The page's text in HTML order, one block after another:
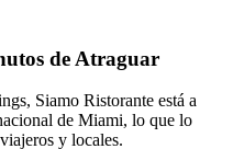
de Atraguar
Siamo Ristorante está a
de Miami, lo que lo
y locales.